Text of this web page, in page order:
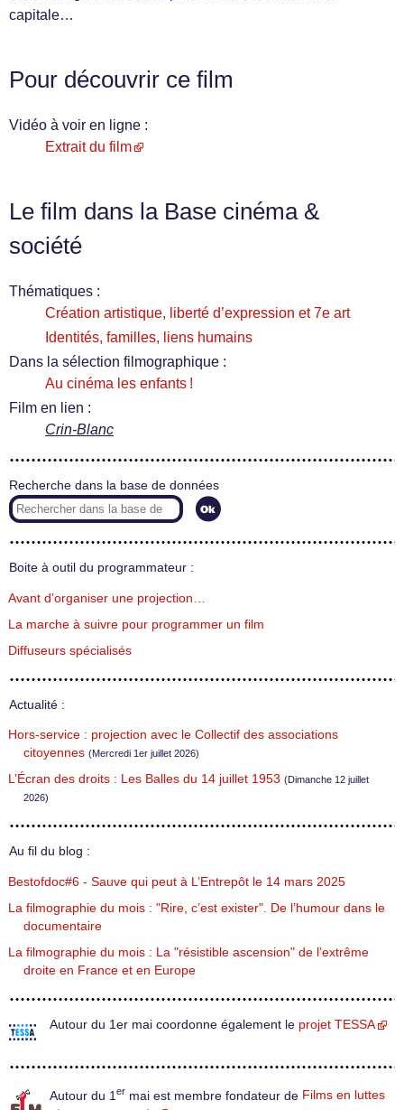
capitale…
Pour découvrir ce film
Vidéo à voir en ligne :
Extrait du film
Le film dans la Base cinéma &
société
Thématiques :
Création artistique, liberté d’expression et 7e art
Identités, familles, liens humains
Dans la sélection filmographique :
Au cinéma les enfants !
Film en lien :
Crin-Blanc
Recherche dans la base de données
Boite à outil du programmateur :
Avant d’organiser une projection…
La marche à suivre pour programmer un film
Diffuseurs spécialisés
Actualité :
Hors-service : projection avec le Collectif des associations
citoyennes (Mercredi 1er juillet 2026)
L’Écran des droits : Les Balles du 14 juillet 1953 (Dimanche 12 juillet
2026)
Au fil du blog :
Bestofdoc#6 - Sauve qui peut à L’Entrepôt le 14 mars 2025
La filmographie du mois : "Rire, c’est exister". De l’humour dans le
documentaire
La filmographie du mois : La "résistible ascension" de l’extrême
droite en France et en Europe
Autour du 1er mai coordonne également le projet TESSA
Autour du 1 er mai est membre fondateur de Films en luttes